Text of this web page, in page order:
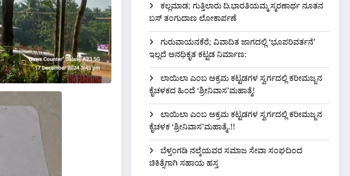
ಕಲ್ಲಮಾಡ; ಗುತ್ತಿಲಾರು ದಿ.ಭಾರತಿಯಮ್ಮ ಸ್ಮರಣಾರ್ಥ ನೂತನ
ಬಸ್ ತಂಗುದಾಣ ಲೋಕಾರ್ಪಣೆ
ಗುರುವಾಯನಕೆರೆ; ವಿವಾದಿತ ಜಾಗದಲ್ಲಿ ‘ಭೂಪರಿವರ್ತನೆ’
ಇಲ್ಲದೆ ಅನಧಿಕೃತ ಕಟ್ಟಡ ನಿರ್ಮಾಣ:
ಲಾಯಿಲಾ ಎಂಬ ಅಕ್ರಮ ಕಟ್ಟಡಗಳ ಸ್ವರ್ಗದಲ್ಲಿ ಕರೀಮಜ್ಜನ
ಕೈಚಳಕದ ಹಿಂದೆ ‘ಶ್ರೀನಿವಾಸ’ಮಹಾತ್ಮೆ!
ಲಾಯಿಲಾ ಎಂಬ ಅಕ್ರಮ ಕಟ್ಟಡಗಳ ಸ್ವರ್ಗದಲ್ಲಿ ಕರೀಮಜ್ಜನ
ಕೈಚಳಕ ‘ಶ್ರೀನಿವಾಸ’ಮಹಾತ್ಮೆ..!!
ಬೆಳ್ತಂಗಡಿ ನಲ್ಕೆಯವರ ಸಮಾಜ ಸೇವಾ ಸಂಘದಿಂದ
ಚಿಕಿತ್ಸೆಗಾಗಿ ಸಹಾಯ ಹಸ್ತ